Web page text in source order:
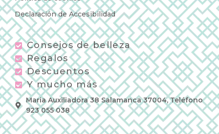
Declaración de Accesibilidad
Consejos de belleza
Regalos
Descuentos
Y mucho más
Maria Auxiliadora 38 Salamanca 37004, Teléfono
923 055 038